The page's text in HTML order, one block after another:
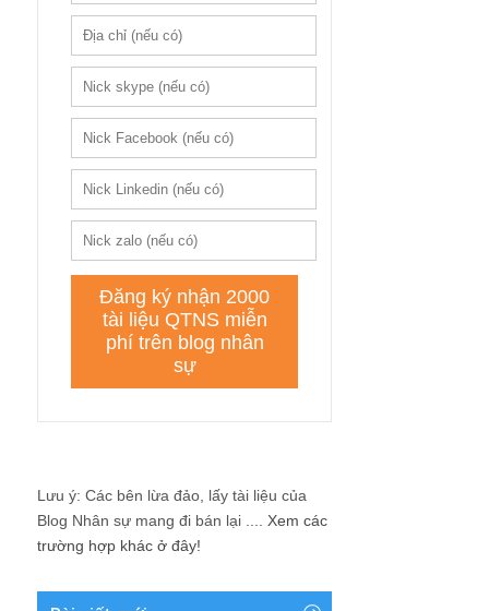
Blog Nhân sự mang đi bán lại ....
trường hợp khác ở đây!
09.08.2026
Nội quy và quy định chuyên môn của bộ
08.08.2026